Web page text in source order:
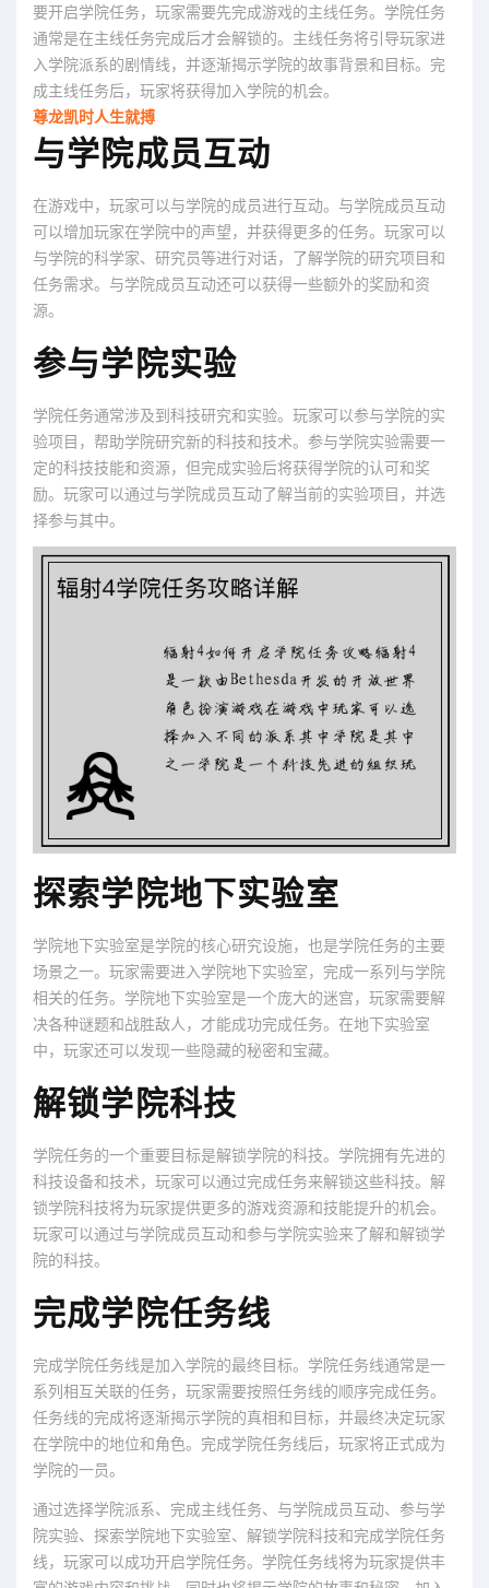
要开启学院任务，玩家需要先完成游戏的主线任务。学院任务
通常是在主线任务完成后才会解锁的。主线任务将引导玩家进
入学院派系的剧情线，并逐渐揭示学院的故事背景和目标。完
成主线任务后，玩家将获得加入学院的机会。
尊龙凯时人生就搏
与学院成员互动
在游戏中，玩家可以与学院的成员进行互动。与学院成员互动
可以增加玩家在学院中的声望，并获得更多的任务。玩家可以
与学院的科学家、研究员等进行对话，了解学院的研究项目和
任务需求。与学院成员互动还可以获得一些额外的奖励和资
源。
参与学院实验
学院任务通常涉及到科技研究和实验。玩家可以参与学院的实
验项目，帮助学院研究新的科技和技术。参与学院实验需要一
定的科技技能和资源，但完成实验后将获得学院的认可和奖
励。玩家可以通过与学院成员互动了解当前的实验项目，并选
择参与其中。
探索学院地下实验室
学院地下实验室是学院的核心研究设施，也是学院任务的主要
场景之一。玩家需要进入学院地下实验室，完成一系列与学院
相关的任务。学院地下实验室是一个庞大的迷宫，玩家需要解
决各种谜题和战胜敌人，才能成功完成任务。在地下实验室
中，玩家还可以发现一些隐藏的秘密和宝藏。
解锁学院科技
学院任务的一个重要目标是解锁学院的科技。学院拥有先进的
科技设备和技术，玩家可以通过完成任务来解锁这些科技。解
锁学院科技将为玩家提供更多的游戏资源和技能提升的机会。
玩家可以通过与学院成员互动和参与学院实验来了解和解锁学
院的科技。
完成学院任务线
完成学院任务线是加入学院的最终目标。学院任务线通常是一
系列相互关联的任务，玩家需要按照任务线的顺序完成任务。
任务线的完成将逐渐揭示学院的真相和目标，并最终决定玩家
在学院中的地位和角色。完成学院任务线后，玩家将正式成为
学院的一员。
通过选择学院派系、完成主线任务、与学院成员互动、参与学
院实验、探索学院地下实验室、解锁学院科技和完成学院任务
线，玩家可以成功开启学院任务。学院任务线将为玩家提供丰